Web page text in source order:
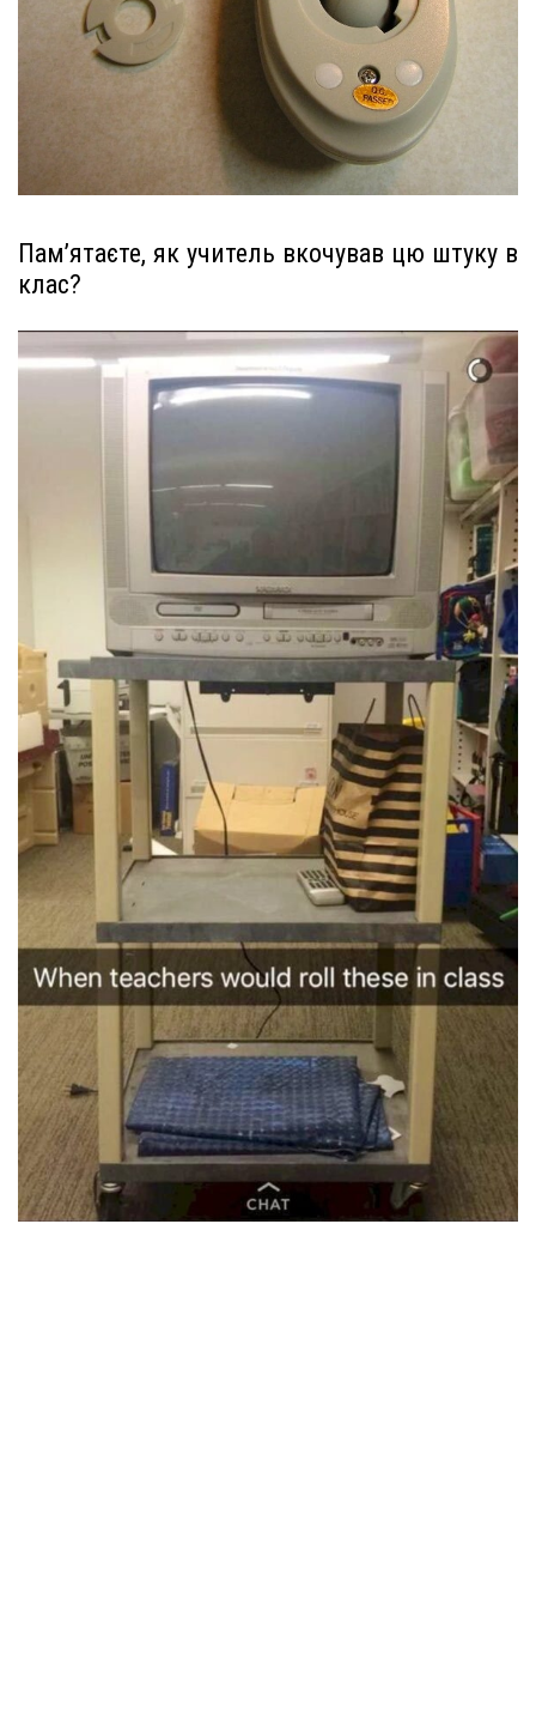
Пам’ятаєте, як учитель вкочував цю штуку в
клас?